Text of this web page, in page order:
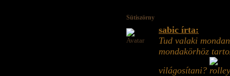
Sütiszörny
sabic írta:
Tud valaki
mondakörhöz
világosítani?